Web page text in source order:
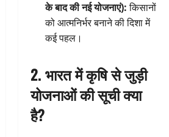
के बाद की नई योजनाएं):किसानों
को आत्मनिर्भर बनाने की दिशा में
कई पहल।
2. भारत में कृषि से जुड़ी
योजनाओं की सूची क्या
है?